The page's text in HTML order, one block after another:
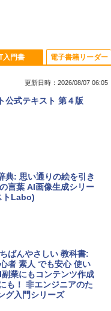
Neo A18 Proチッ
Retinaディスプ
15.6 16インチ パソコ
Air M5チップ搭載
ド - 800 Robux 【限
】 ロブロックス | オン
Home & Business 202
ラインコード版|Wind
ド - 2,000 Robux 【限
テムを含む】 【オンラ
】 ロブロックス | オン
入門書
更新日時：2026/08/07 06:05
公式テキスト 第４版
典: 思い通りの絵を引き
言葉 AI画像生成シリー
トLabo)
ばんやさしい 教科書:
者 素人 でも安心 使い
業にもコンテンツ作成
も！ 非エンジニアのた
グ入門シリーズ
電子書籍リーダー